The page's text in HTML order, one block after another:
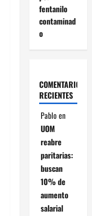
fentanilo
contaminad
o
COMENTARIOS
RECIENTES
Pablo en
UOM
reabre
paritarias:
buscan
10% de
aumento
salarial